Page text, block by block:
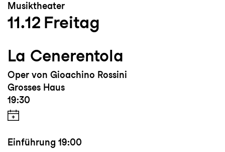
Musiktheater
11.12 Freitag
La Cenerentola
Oper von Gioachino Rossini
Grosses Haus
19:30
Einführung 19:00